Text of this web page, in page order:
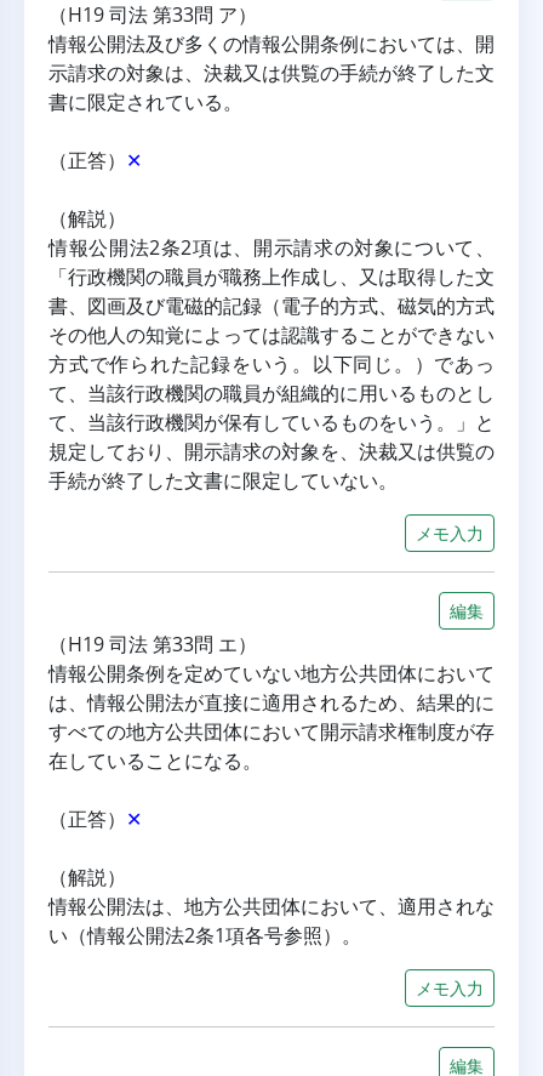
（H19 司法 第33問 ア）
情報公開法及び多くの情報公開条例においては、開
示請求の対象は、決裁又は供覧の手続が終了した文
書に限定されている。
（正答） ✕
（解説）
情報公開法2条2項は、開示請求の対象について、
「行政機関の職員が職務上作成し、又は取得した文
書、図画及び電磁的記録（電子的方式、磁気的方式
その他人の知覚によっては認識することができない
方式で作られた記録をいう。以下同じ。）であっ
て、当該行政機関の職員が組織的に用いるものとし
て、当該行政機関が保有しているものをいう。」と
規定しており、開示請求の対象を、決裁又は供覧の
手続が終了した文書に限定していない。
メモ入力
編集
（H19 司法 第33問 エ）
情報公開条例を定めていない地方公共団体において
は、情報公開法が直接に適用されるため、結果的に
すべての地方公共団体において開示請求権制度が存
在していることになる。
（正答） ✕
（解説）
情報公開法は、地方公共団体において、適用されな
い（情報公開法2条1項各号参照）。
メモ入力
編集